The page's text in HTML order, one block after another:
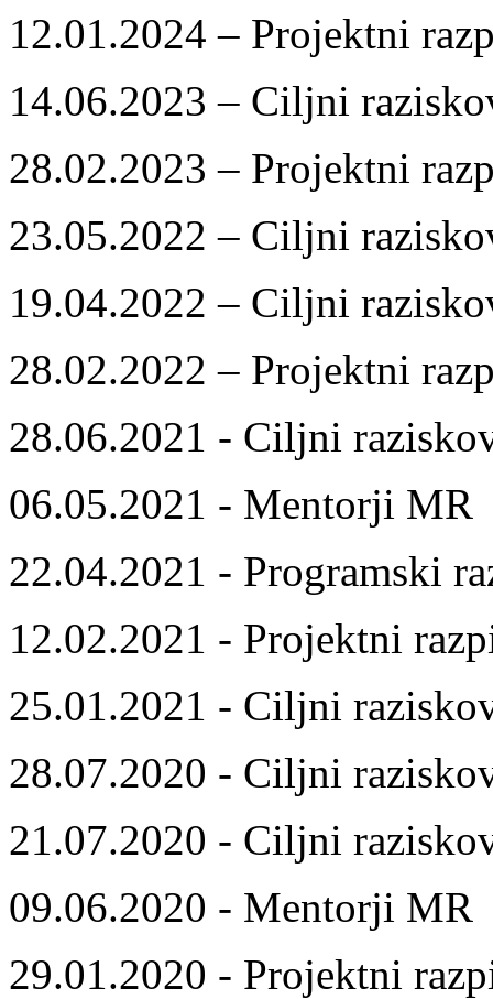
12.01.2024 – Projektni
14.06.2023 – Ciljni
28.02.2023 – Projektni
23.05.2022 – Ciljni
19.04.2022 – Ciljni
28.02.2022 – Projektni
28.06.2021 - Ciljni
06.05.2021 - Mentorji MR
22.04.2021 - Programski
12.02.2021 - Projektni
25.01.2021 - Ciljni
28.07.2020 - Ciljni
21.07.2020 - Ciljni
09.06.2020 - Mentorji MR
29.01.2020 - Projektni